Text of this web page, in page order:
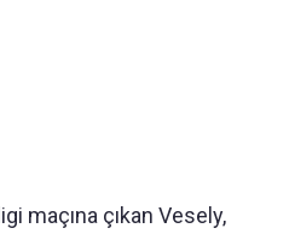
maçına çıkan Vesely,